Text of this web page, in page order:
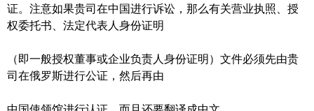
证。注意如果贵司在中国进行诉讼，那么有关营业执照、授
权委托书、法定代表人身份证明
（即一般授权董事或企业负责人身份证明）文件必须先由贵
司在俄罗斯进行公证，然后再由